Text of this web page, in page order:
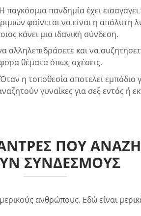
παγκόσμια πανδημία έχει
φαίνεται να είναι η απόλυτη
κάνει μια ιδανική σύνδεση.
αλληλεπιδράσετε και να
θέματα όπως σχέσεις.
η τοποθεσία αποτελεί
γυναίκες για σεξ εντός ή
ΠΟΥ
ΣΥΝΔΈΣΜΟΥΣ
ανθρώπους. Εδώ είναι